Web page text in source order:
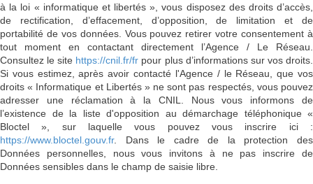
à la loi « informatique et libertés », vous disposez des droits d’accès,
de rectification, d’effacement, d’opposition, de limitation et de
portabilité de vos données. Vous pouvez retirer votre consentement à
tout moment en contactant directement l’Agence / Le Réseau.
Consultez le site https://cnil.fr/fr pour plus d’informations sur vos droits.
Si vous estimez, après avoir contacté l'Agence / le Réseau, que vos
droits « Informatique et Libertés » ne sont pas respectés, vous pouvez
adresser une réclamation à la CNIL. Nous vous informons de
l’existence de la liste d'opposition au démarchage téléphonique «
Bloctel », sur laquelle vous pouvez vous inscrire ici :
https://www.bloctel.gouv.fr. Dans le cadre de la protection des
Données personnelles, nous vous invitons à ne pas inscrire de
Données sensibles dans le champ de saisie libre.